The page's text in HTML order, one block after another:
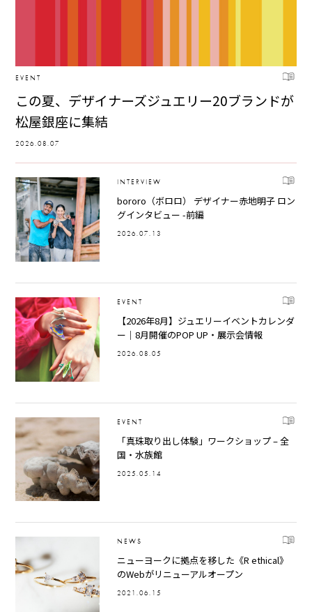
EVENT
この夏、デザイナーズジュエリー20ブランドが
松屋銀座に集結
2026.08.07
INTERVIEW
bororo（ボロロ） デザイナー赤地明子 ロン
グインタビュー -前編
2026.07.13
EVENT
【2026年8月】ジュエリーイベントカレンダ
ー｜8月開催のPOP UP・展示会情報
2026.08.05
EVENT
「真珠取り出し体験」ワークショップ – 全
国・水族館
2025.05.14
NEWS
ニューヨークに拠点を移した《R ethical》
のWebがリニューアルオープン
2021.06.15